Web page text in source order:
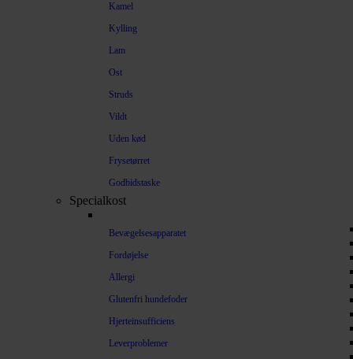
Kamel
Kylling
Lam
Ost
Struds
Vildt
Uden kød
Frysetørret
Godbidstaske
Specialkost
Bevægelsesapparatet
Fordøjelse
Allergi
Glutenfri hundefoder
Hjerteinsufficiens
Leverproblemer